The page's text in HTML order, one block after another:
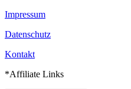
Impressum
Datenschutz
Kontakt
*Affiliate Links